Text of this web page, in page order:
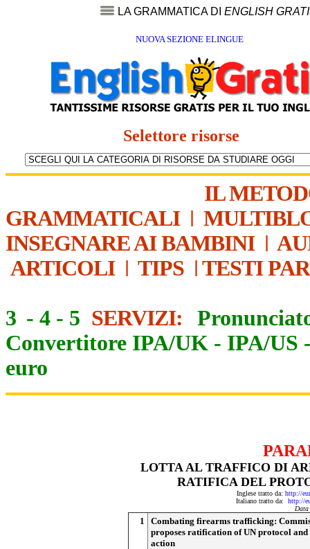
LA GRAMMATICA DI ENGLISH
NUOVA SEZIONE ELINGUE
Selettore risorse
IL
GRAMMATICALI|
INSEGNARE AI BAMBINI|
ARTICOLI| TIPS | TESTI
3 - 4 - 5 SERVIZI:
Convertitore IPA/UK - IPA/US
euro
LOTTA AL TRAFFICO DI
RATIFICA DEL
Inglese tratto da: http://
Italiano tratto da: http://
Data
1
Combating firearms trafficking:
proposes ratification of UN protocol
action